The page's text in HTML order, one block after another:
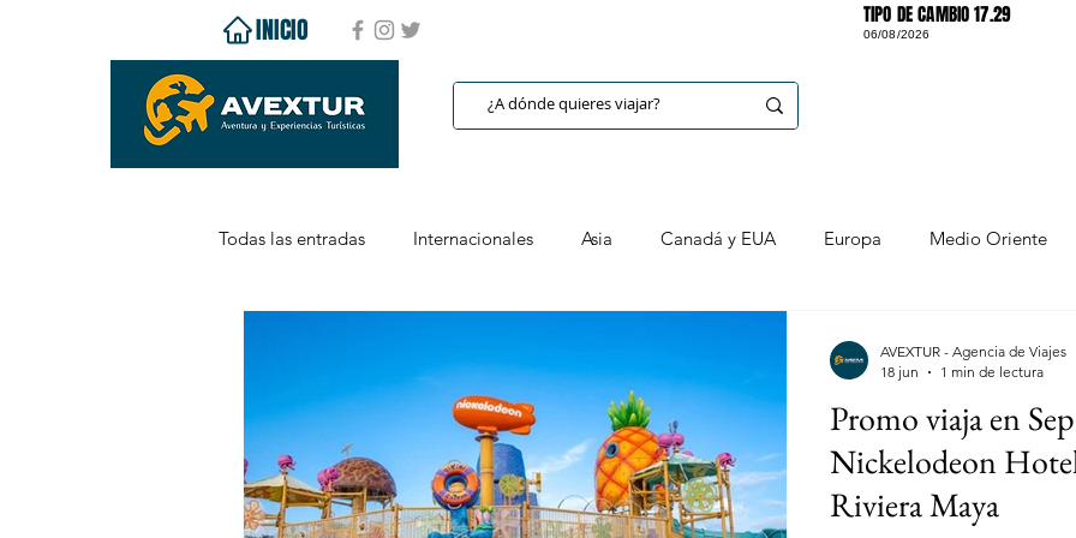
INICIO TIPO DE CAMBIO 17.29
06/08/2026
Todas las entradas Internacionales Asia Canadá y EUA Europa Medio Oriente
Puerto Vallarta / Riviera Nayarit Ixtapa Cozumel Mazatlán Nacionales
Baja California Baja California Sur Jalisco CDMX Yucatán
Promo viaja en
Nickelodeon
Riviera Maya
AVEXTUR - Agencia de Viajes
18 jun
1 min de lectura